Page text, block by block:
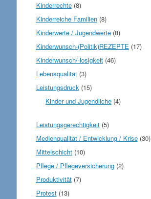
Kinderrechte(8)
Kinderreiche Familien(8)
Kinderwerte / Jugendwerte(8)
Kinderwunsch-(Politik)REZEPTE (17)
Kinderwunsch/-losigkeit(46)
Lebensqualität(3)
Leistungsdruck(15)
Kinder und Jugendliche (4)
Leistungsgerechtigkeit(5)
Medienqualität / Entwicklung / Krise(30)
Mittelschicht(10)
Pflege / Pflegeversicherung(2)
Produktivität(7)
Protest(13)